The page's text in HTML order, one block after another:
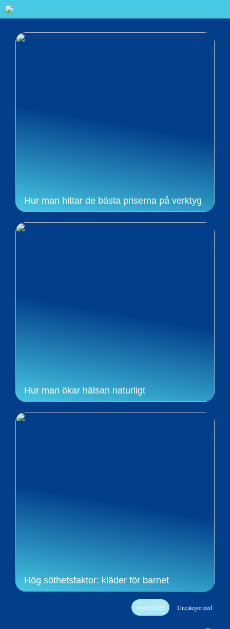
Hur man hittar de bästa priserna på verktyg
Hur man ökar hälsan naturligt
Hög söthetsfaktor: kläder för barnet
19/02/2022 Uncategorized